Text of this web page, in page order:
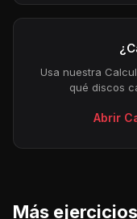
Usa nuestra
qué discos
Abrir
Más